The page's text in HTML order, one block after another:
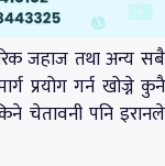
जहाज तथा अन्य सबै
प्रयोग गर्न खोज्ने कुनै
चेतावनी पनि इरानले